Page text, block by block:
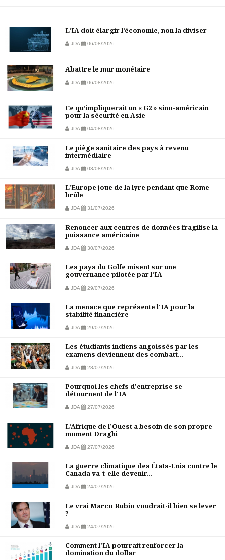
L’IA doit élargir l’économie, non la diviser
JDA 06/08/2026
Abattre le mur monétaire
JDA 06/08/2026
Ce qu’impliquerait un « G2 » sino-américain
pour la sécurité en Asie
JDA 04/08/2026
Le piège sanitaire des pays à revenu
intermédiaire
JDA 03/08/2026
L'Europe joue de la lyre pendant que Rome
brûle
JDA 31/07/2026
Renoncer aux centres de données fragilise la
puissance américaine
JDA 30/07/2026
Les pays du Golfe misent sur une
gouvernance pilotée par l’IA
JDA 29/07/2026
La menace que représente l'IA pour la
stabilité financière
JDA 29/07/2026
Les étudiants indiens angoissés par les
examens deviennent des combatt...
JDA 28/07/2026
Pourquoi les chefs d'entreprise se
détournent de l'IA
JDA 27/07/2026
L’Afrique de l’Ouest a besoin de son propre
moment Draghi
JDA 27/07/2026
La guerre climatique des États-Unis contre le
Canada va-t-elle devenir...
JDA 24/07/2026
Le vrai Marco Rubio voudrait-il bien se lever
?
JDA 24/07/2026
Comment l'IA pourrait renforcer la
domination du dollar